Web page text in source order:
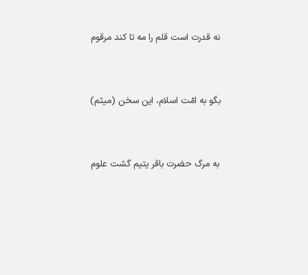
نه قدرت است قلم را مه تا کند مرقوم
بگو به امّت اسلام، این سخن (میثم)
به مرگ حضرت باقر یتیم گشت علوم